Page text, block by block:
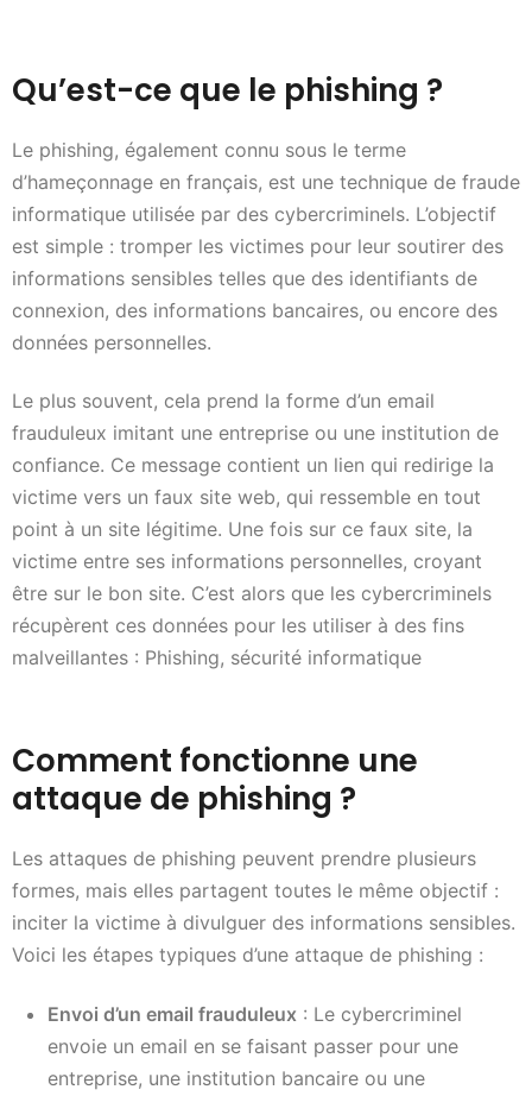
Qu’est-ce que le phishing ?
Le phishing, également connu sous le terme
d’hameçonnage en français, est une technique de fraude
informatique utilisée par des cybercriminels. L’objectif
est simple : tromper les victimes pour leur soutirer des
informations sensibles telles que des identifiants de
connexion, des informations bancaires, ou encore des
données personnelles.
Le plus souvent, cela prend la forme d’un email
frauduleux imitant une entreprise ou une institution de
confiance. Ce message contient un lien qui redirige la
victime vers un faux site web, qui ressemble en tout
point à un site légitime. Une fois sur ce faux site, la
victime entre ses informations personnelles, croyant
être sur le bon site. C’est alors que les cybercriminels
récupèrent ces données pour les utiliser à des fins
malveillantes : Phishing, sécurité informatique
Comment fonctionne une
attaque de phishing ?
Les attaques de phishing peuvent prendre plusieurs
formes, mais elles partagent toutes le même objectif :
inciter la victime à divulguer des informations sensibles.
Voici les étapes typiques d’une attaque de phishing :
Envoi d’un email frauduleux : Le cybercriminel
envoie un email en se faisant passer pour une
entreprise, une institution bancaire ou une